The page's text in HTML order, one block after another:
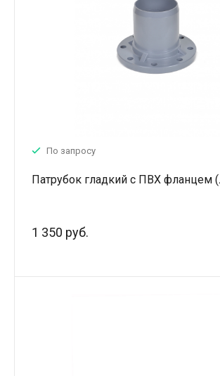
По запросу
Патрубок гладкий с ПВХ фланцем
1 350 руб.